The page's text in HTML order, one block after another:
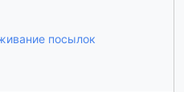
посылок